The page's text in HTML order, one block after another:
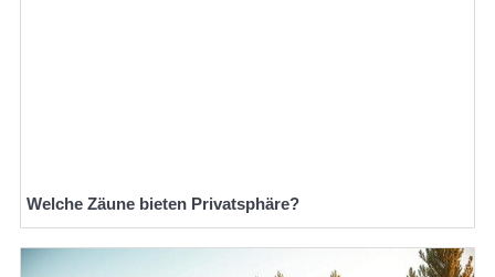
Welche Zäune bieten Privatsphäre?